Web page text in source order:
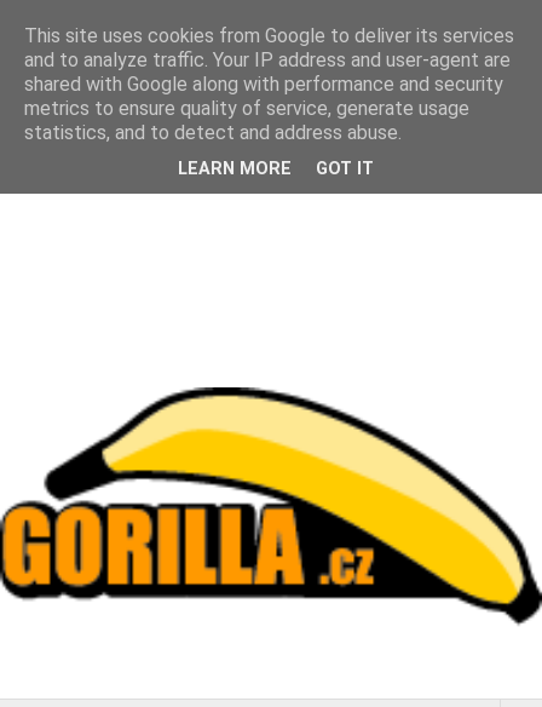
This site uses cookies from Google to deliver its services
and to analyze traffic. Your IP address and user-agent are
shared with Google along with performance and security
metrics to ensure quality of service, generate usage
statistics, and to detect and address abuse.
LEARN MORE GOT IT